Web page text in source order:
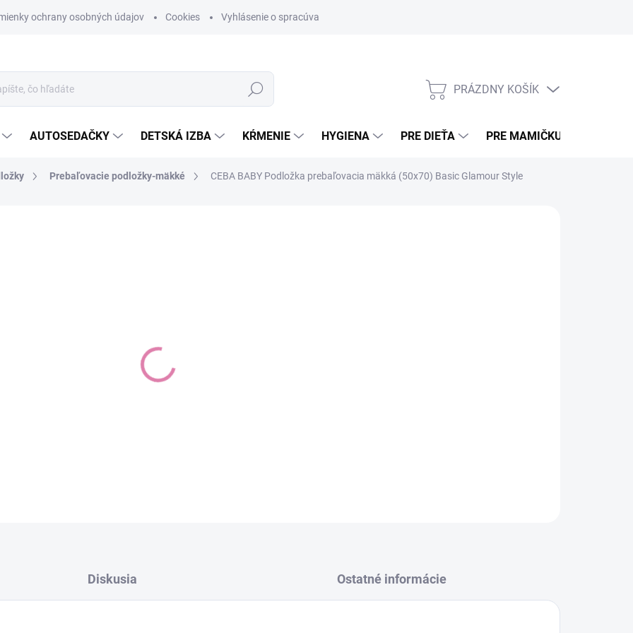
ochrany osobných údajov Cookies Vyhlásenie o spracúvaní osobných údajov (sociálne siete)
Hľadať NÁKUPNÝ KOŠÍK
PRÁZDNY KOŠÍK
AUTOSEDAČKY DETSKÁ IZBA KŔMENIE HYGIENA PRE DIEŤA PRE MAMIČKU
Prebaľovacie podložky-mäkké CEBA BABY Podložka prebaľovacia mäkká (50x70) Basic Glamour Style
Diskusia Ostatné informácie